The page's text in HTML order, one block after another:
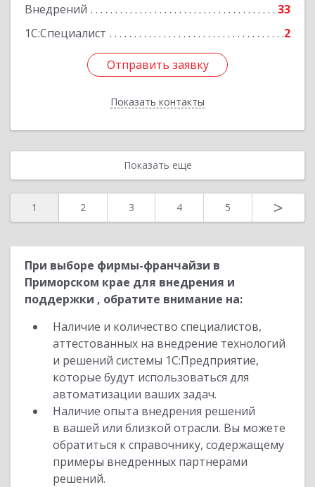
Внедрений
33
1С:Специалист
2
Отправить заявку
Показать контакты
Подробнее
Отправить заявку
Назад
Показать еще
1 2 3 4 5 >
При выборе фирмы-франчайзи в
Приморском крае для внедрения и
поддержки , обратите внимание на:
Наличие и количество специалистов,
аттестованных на внедрение технологий
и решений системы 1С:Предприятие,
которые будут использоваться для
автоматизации ваших задач.
Наличие опыта внедрения решений
в вашей или близкой отрасли. Вы можете
обратиться к справочнику, содержащему
примеры внедренных партнерами
решений.